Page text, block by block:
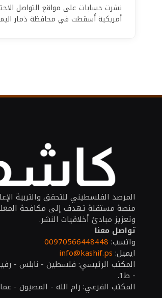
نشرت حسابات على مواقع التواصل
أمريكية أُسقطت في محافظة ذمار
المرصد الفلسطيني للتحقق والتربية
منصة مستقلة تهدف إلى مكافحة
وتعزيز مبادئ أخلاقيات النشر.
تواصل معنا
واتسب: 00970566448448
ايميل: info@kashif.ps
المكتب الرئيسي: فلسطين - نابلس -
- ط1.
المكتب الفرعي: رام الله - المصيون -